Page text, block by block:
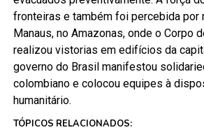
fronteiras e também foi percebida por
Manaus, no Amazonas, onde o Corpo
realizou vistorias em edifícios da
governo do Brasil manifestou
colombiano e colocou equipes à
humanitário.
TÓPICOS RELACIONADOS: